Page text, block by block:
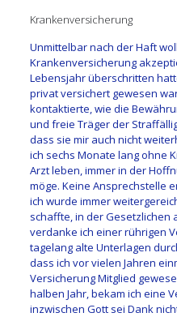
Krankenversicherung
Unmittelbar nach der Haft
Krankenversicherung
Lebensjahr überschritten
privat versichert gewesen
kontaktierte, wie die
und freie Träger der
dass sie mir auch nicht
ich sechs Monate lang ohne
Arzt leben, immer in der
möge. Keine Ansprechstelle
ich wurde immer
schaffte, in der Gesetzlichen
verdanke ich einer rührigen
tagelang alte Unterlagen
dass ich vor vielen Jahren
Versicherung Mitglied
halben Jahr, bekam ich eine
inzwischen Gott sei Dank